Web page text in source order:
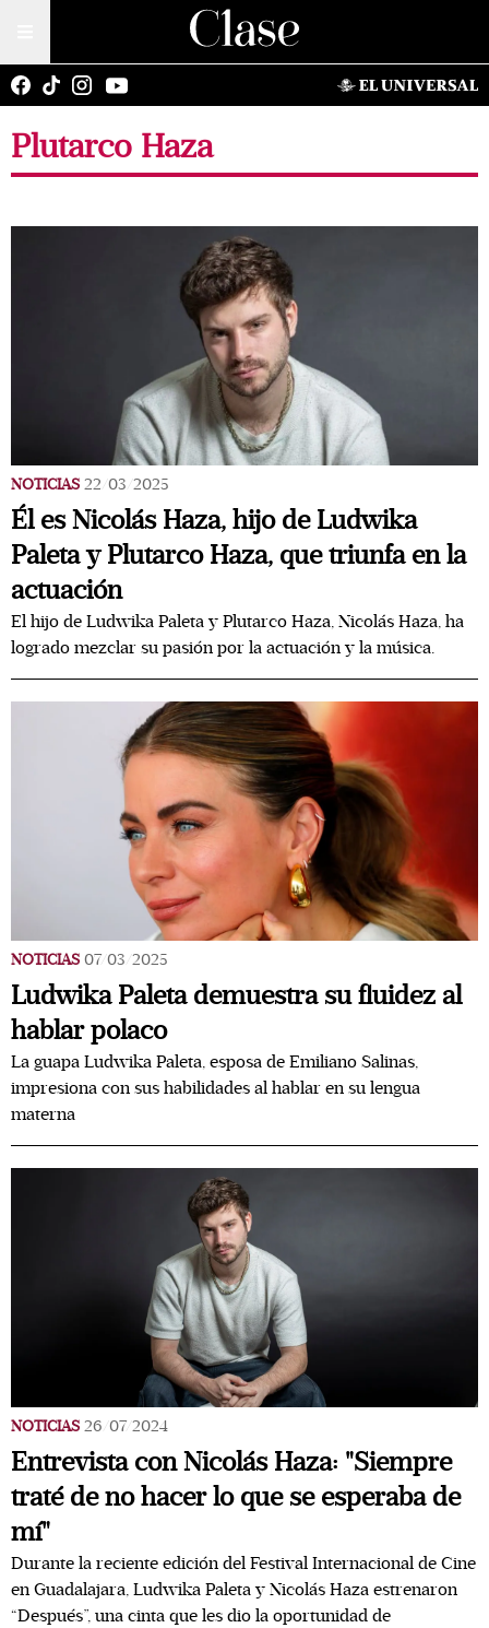
Plutarco Haza
NOTICIAS 22/03/2025
Él es Nicolás Haza, hijo de Ludwika
Paleta y Plutarco Haza, que triunfa en la
actuación
El hijo de Ludwika Paleta y Plutarco Haza, Nicolás Haza, ha
logrado mezclar su pasión por la actuación y la música.
NOTICIAS 07/03/2025
Ludwika Paleta demuestra su fluidez al
hablar polaco
La guapa Ludwika Paleta, esposa de Emiliano Salinas,
impresiona con sus habilidades al hablar en su lengua
materna
NOTICIAS 26/07/2024
Entrevista con Nicolás Haza: "Siempre
traté de no hacer lo que se esperaba de
mí"
Durante la reciente edición del Festival Internacional de Cine
en Guadalajara, Ludwika Paleta y Nicolás Haza estrenaron
“Después”, una cinta que les dio la oportunidad de